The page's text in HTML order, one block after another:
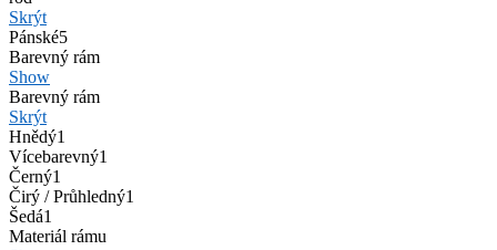
Skrýt
Pánské5
Barevný rám
Show
Barevný rám
Skrýt
Hnědý1
Vícebarevný1
Černý1
Čirý / Průhledný1
Šedá1
Materiál rámu